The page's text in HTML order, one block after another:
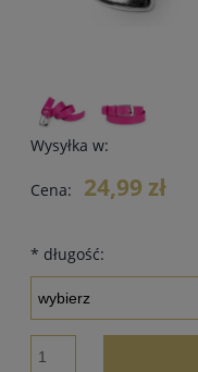
Wysyłka w:
Cena: 24,99 zł
* długość: